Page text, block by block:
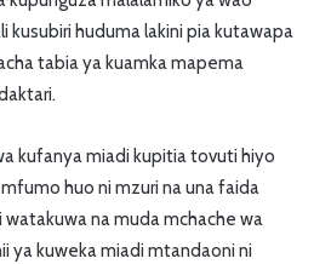
kusubiri huduma lakini pia kutawapa
tabia ya kuamka mapema
kufanya miadi kupitia tovuti hiyo
huo ni mzuri na una faida
na muda mchache wa
ya kuweka miadi mtandaoni ni